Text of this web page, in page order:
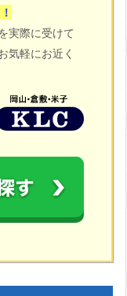
実際に受けて
気軽にお近く